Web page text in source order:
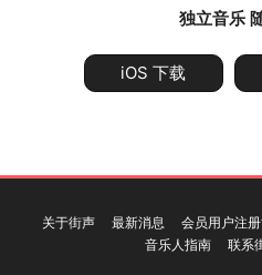
独立音乐
iOS 下载
关于街声 最新消息 会员用户注
音乐人指南
联系